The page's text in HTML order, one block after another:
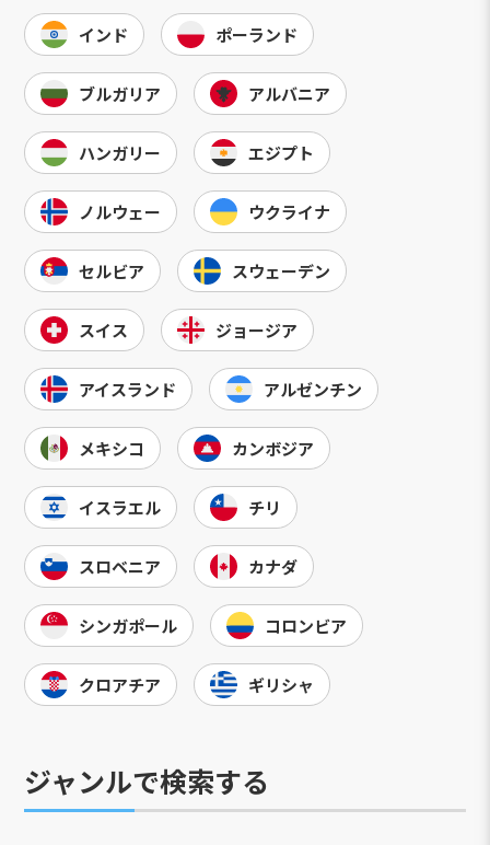
インド ポーランド
ブルガリア アルバニア
ハンガリー エジプト
ノルウェー ウクライナ
セルビア スウェーデン
スイス ジョージア
アイスランド アルゼンチン
メキシコ カンボジア
イスラエル チリ
スロベニア カナダ
シンガポール コロンビア
クロアチア ギリシャ
ジャンルで検索する